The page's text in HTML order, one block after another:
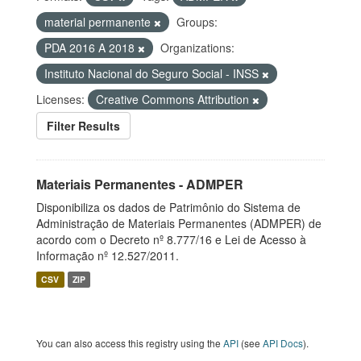
material permanente
Groups:
PDA 2016 A 2018
Organizations:
Instituto Nacional do Seguro Social - INSS
Licenses:
Creative Commons Attribution
Filter Results
Materiais Permanentes - ADMPER
Disponibiliza os dados de Patrimônio do Sistema de
Administração de Materiais Permanentes (ADMPER) de
acordo com o Decreto nº 8.777/16 e Lei de Acesso à
Informação nº 12.527/2011.
CSV ZIP
You can also access this registry using the API (see API Docs).